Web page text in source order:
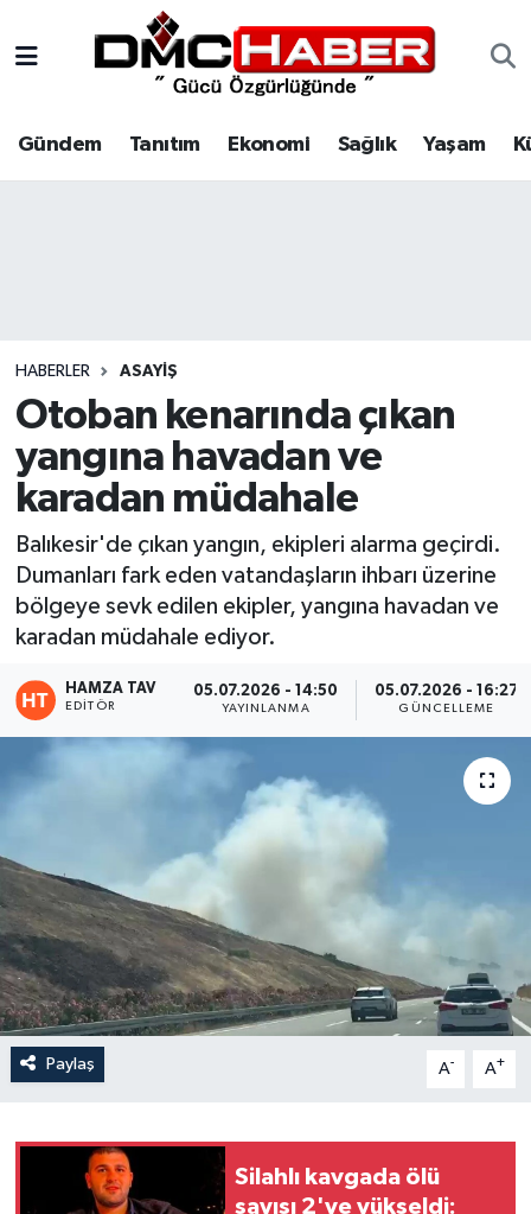
Gündem Tanıtım Ekonomi Sağlık Yaşam
HABERLER ASAYIŞ
Otoban kenarında çıkan
yangına havadan ve
karadan müdahale
Balıkesir'de çıkan yangın, ekipleri alarma geçirdi.
Dumanları fark eden vatandaşların ihbarı üzerine
bölgeye sevk edilen ekipler, yangına havadan ve
karadan müdahale ediyor.
HAMZA TAV
EDITÖR
05.07.2026 - 14:50
YAYINLANMA
05.07.2026 - 16:27
GÜNCELLEME
Paylaş A- A+
Silahlı kavgada ölü
sayısı 2'ye yükseldi:
Tanıtım
Spor
Siyaset
Eğitim
Teknoloji
Asayiş
Nöbetçi Eczaneler
Hava Durumu
Haber Arşivi